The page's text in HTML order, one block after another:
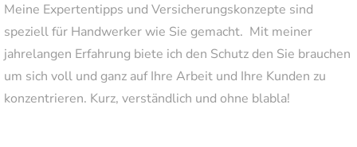
Meine Expertentipps und Versicherungskonzepte sind
speziell für Handwerker wie Sie gemacht. Mit meiner
jahrelangen Erfahrung biete ich den Schutz den Sie brauchen
um sich voll und ganz auf Ihre Arbeit und Ihre Kunden zu
konzentrieren. Kurz, verständlich und ohne blabla!